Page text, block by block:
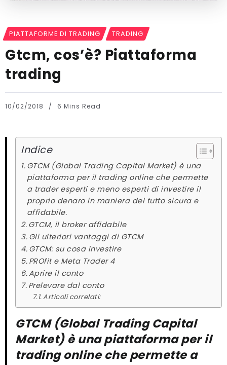
PIATTAFORME DI TRADING TRADING
Gtcm, cos’è? Piattaforma
trading
10/02/2018 6 Mins Read
Indice
GTCM (Global Trading Capital Market) è una
piattaforma per il trading online che permette
a trader esperti e meno esperti di investire il
proprio denaro in maniera del tutto sicura e
affidabile.
GTCM, il broker affidabile
Gli ulteriori vantaggi di GTCM
GTCM: su cosa investire
PROfit e Meta Trader 4
Aprire il conto
Prelevare dal conto
Articoli correlati:
GTCM (Global Trading Capital
Market) è una piattaforma per il
trading online che permette a